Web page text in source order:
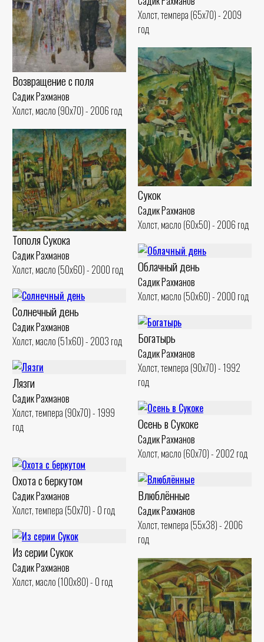
Холст, темпера (65x70) - 2009
год
Возвращение с поля
Садик Рахманов
Холст, масло (90x70) - 2006 год
Сукок
Садик Рахманов
Холст, масло (60x50) - 2006 год
Тополя Сукока
Садик Рахманов
Холст, масло (50x60) - 2000 год
Облачный день
Садик Рахманов
Холст, масло (50x60) - 2000 год
Солнечный день
Садик Рахманов
Холст, масло (51x60) - 2003 год
Богатырь
Садик Рахманов
Холст, темпера (90x70) - 1992
год
Лязги
Садик Рахманов
Холст, темпера (90x70) - 1999
год
Осень в Сукоке
Садик Рахманов
Холст, масло (60x70) - 2002 год
Охота с беркутом
Садик Рахманов
Холст, темпера (50x70) - 0 год
Влюблённые
Садик Рахманов
Холст, темпера (55x38) - 2006
год
Из серии Сукок
Садик Рахманов
Холст, масло (100x80) - 0 год